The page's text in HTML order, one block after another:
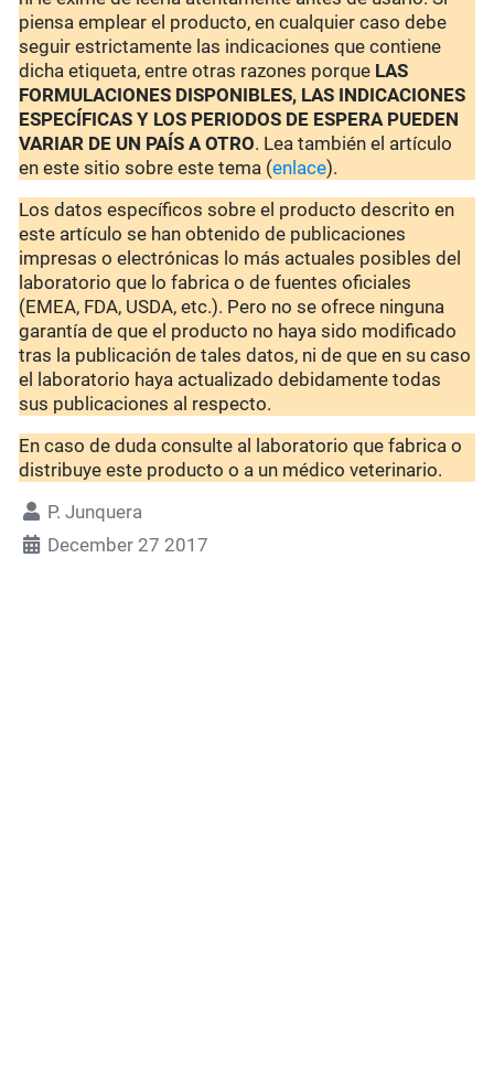
piensa emplear el producto, en cualquier caso debe
seguir estrictamente las indicaciones que contiene
dicha etiqueta, entre otras razones porque LAS
FORMULACIONES DISPONIBLES, LAS INDICACIONES
ESPECÍFICAS Y LOS PERIODOS DE ESPERA PUEDEN
VARIAR DE UN PAÍS A OTRO. Lea también el artículo
en este sitio sobre este tema (enlace).
Los datos específicos sobre el producto descrito en
este artículo se han obtenido de publicaciones
impresas o electrónicas lo más actuales posibles del
laboratorio que lo fabrica o de fuentes oficiales
(EMEA, FDA, USDA, etc.). Pero no se ofrece ninguna
garantía de que el producto no haya sido modificado
tras la publicación de tales datos, ni de que en su caso
el laboratorio haya actualizado debidamente todas
sus publicaciones al respecto.
En caso de duda consulte al laboratorio que fabrica o
distribuye este producto o a un médico veterinario.
P. Junquera
December 27 2017